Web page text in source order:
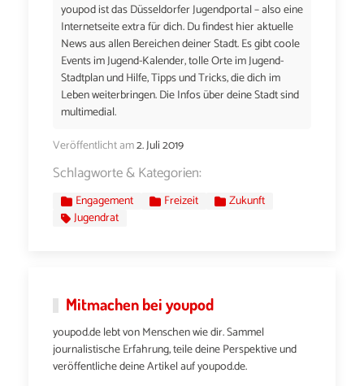
youpod ist das Düsseldorfer Jugendportal – also eine
Internetseite extra für dich. Du findest hier aktuelle
News aus allen Bereichen deiner Stadt. Es gibt coole
Events im Jugend-Kalender, tolle Orte im Jugend-
Stadtplan und Hilfe, Tipps und Tricks, die dich im
Leben weiterbringen. Die Infos über deine Stadt sind
multimedial.
Veröffentlicht am2. Juli 2019
Schlagworte & Kategorien:
Engagement Freizeit
Zukunft
Jugendrat
Mitmachen bei youpod
youpod.de lebt von Menschen wie dir. Sammel
journalistische Erfahrung, teile deine Perspektive und
veröffentliche deine Artikel auf youpod.de.